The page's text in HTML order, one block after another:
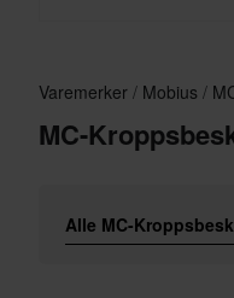
Varemerker Mobius
MC-
Alle MC-